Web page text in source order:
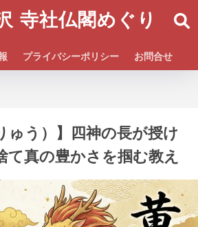
寺社仏閣めぐり
プライバシーポリシー お問合せ
ゅう）】四神の長が授け
て真の豊かさを掴む教え